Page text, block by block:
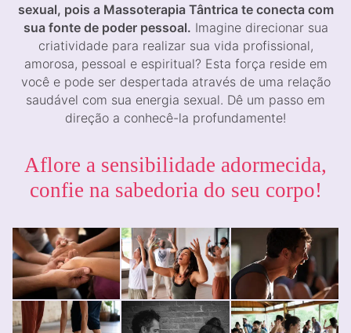
sexual, pois a Massoterapia Tântrica te conecta com
sua fonte de poder pessoal. Imagine direcionar sua
criatividade para realizar sua vida profissional,
amorosa, pessoal e espiritual? Esta força reside em
você e pode ser despertada através de uma relação
saudável com sua energia sexual. Dê um passo em
direção a conhecê-la profundamente!
Aflore a sensibilidade adormecida,
confie na sabedoria do seu corpo!